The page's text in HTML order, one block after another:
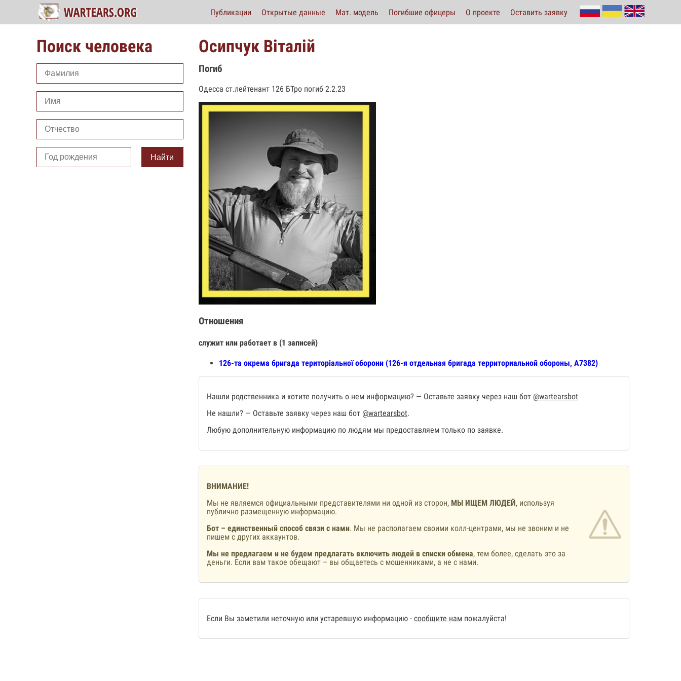
Публикации Открытые данные Мат. модель Погибшие офицеры О проекте Оставить заявку
Поиск человека
Найти
Осипчук Віталій
Погиб
Одесса ст.лейтенант 126 БТро погиб 2.2.23
Отношения
служит или работает в (1 записей)
126-та окрема бригада територіальної оборони (126-я отдельная бригада территориальной обороны, А7382)
Нашли родственника и хотите получить о нем информацию? — Оставьте заявку через наш бот @wartearsbot
Не нашли? — Оставьте заявку через наш бот @wartearsbot.
Любую дополнительную информацию по людям мы предоставляем только по заявке.
ВНИМАНИЕ!
Мы не являемся официальными представителями ни одной из сторон, МЫ ИЩЕМ ЛЮДЕЙ, используя
публично размещенную информацию.
Бот – единственный способ связи с нами. Мы не располагаем своими колл-центрами, мы не звоним и не
пишем с других аккаунтов.
Мы не предлагаем и не будем предлагать включить людей в списки обмена, тем более, сделать это за
деньги. Если вам такое обещают – вы общаетесь с мошенниками, а не с нами.
Если Вы заметили неточную или устаревшую информацию - сообщите нам пожалуйста!